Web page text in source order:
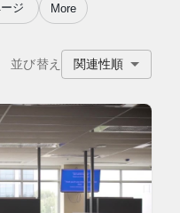
ジ More
並び替え 関連性順